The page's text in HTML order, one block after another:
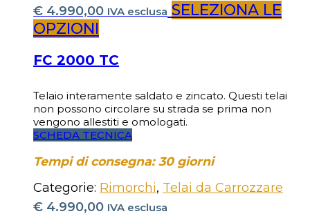
€ 4.990,00 IVA esclusa SELEZIONA LE
OPZIONI
FC 2000 TC
Telaio interamente saldato e zincato. Questi telai
non possono circolare su strada se prima non
vengono allestiti e omologati.
SCHEDA TECNICA
Tempi di consegna: 30 giorni
Categorie: Rimorchi, Telai da Carrozzare
€ 4.990,00 IVA esclusa